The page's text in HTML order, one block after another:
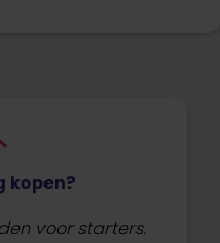
kopen?
voor starters.